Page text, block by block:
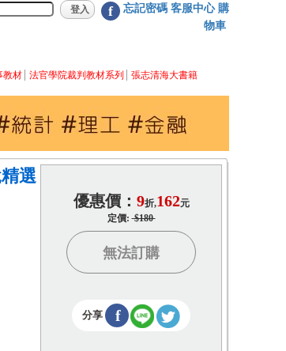
f 忘記密碼 客服中心 購
物車
教材 法官學院裁判教材系列 張志清海大書籍
選
優惠價： 9折,162元
定價:$180
無法訂購
分享 f